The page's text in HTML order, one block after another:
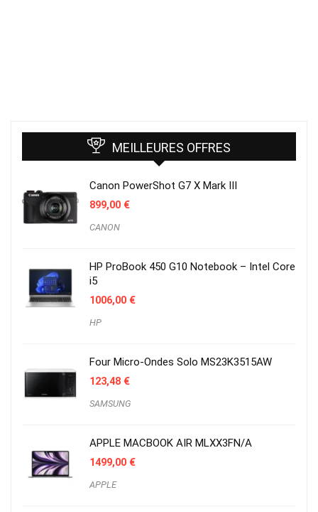
MEILLEURES OFFRES
Canon PowerShot G7 X Mark III
899,00 €
CANON
HP ProBook 450 G10 Notebook – Intel Core
i5
1006,00 €
HP
Four Micro-Ondes Solo MS23K3515AW
123,48 €
SAMSUNG
APPLE MACBOOK AIR MLXX3FN/A
1499,00 €
APPLE